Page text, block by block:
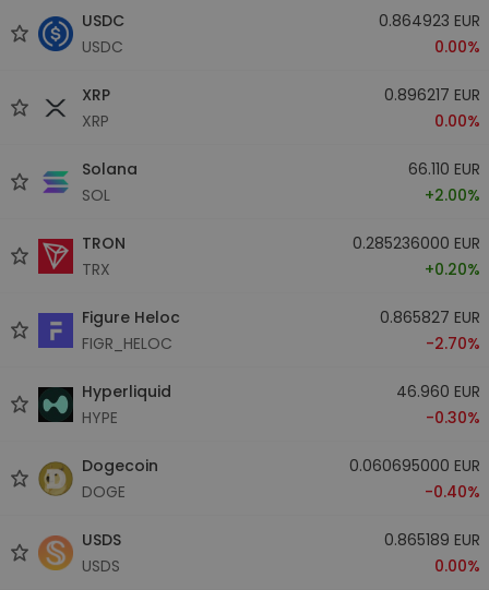
USDC
USDC
0.864923 EUR
0.00%
XRP
XRP
0.896217 EUR
0.00%
Solana
SOL
66.110 EUR
+2.00%
TRON
TRX
0.285236000 EUR
+0.20%
Figure Heloc
FIGR_HELOC
0.865827 EUR
-2.70%
Hyperliquid
HYPE
46.960 EUR
-0.30%
Dogecoin
DOGE
0.060695000 EUR
-0.40%
USDS
USDS
0.865189 EUR
0.00%